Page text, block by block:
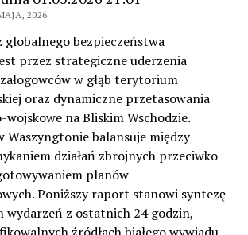
2026
globalnego bezpieczeństwa
przez strategiczne uderzenia
w głąb terytorium
oraz dynamiczne przetasowania
na Bliskim Wschodzie.
Waszyngtonie balansuje między
działań zbrojnych przeciwko
planów
Poniższy raport stanowi syntezę
wydarzeń z ostatnich 24 godzin,